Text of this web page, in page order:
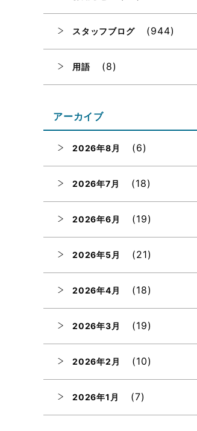
スタッフブログ (944)
用語 (8)
アーカイブ
2026年8月 (6)
2026年7月 (18)
2026年6月 (19)
2026年5月 (21)
2026年4月 (18)
2026年3月 (19)
2026年2月 (10)
2026年1月 (7)